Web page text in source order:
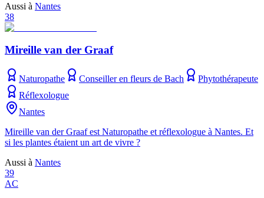
Aussi à Nantes
38
Mireille van der Graaf
Naturopathe Conseiller en fleurs de Bach
Phytothérapeute
Réflexologue
Nantes
Mireille van der Graaf est Naturopathe et réflexologue à Nantes. Et
si les plantes étaient un art de vivre ?
Aussi à Nantes
39
AC